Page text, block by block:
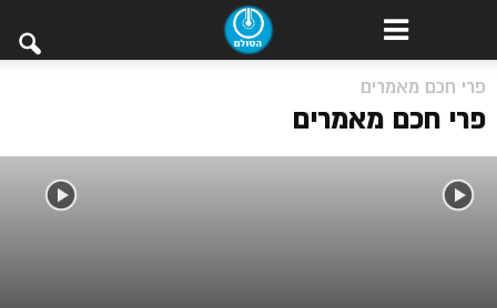
פרי חכם מאמרים
פרי חכם מאמרים
פרי חכם מאמרים – תורת הקבלה ומהותה –
שיעור 21